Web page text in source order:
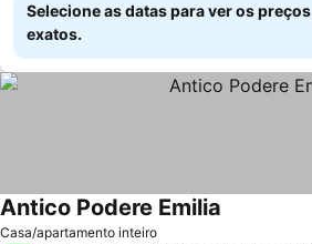
Selecione as datas para ver os preços
exatos.
Casa/apartamento inteiro
Antico Podere Emilia